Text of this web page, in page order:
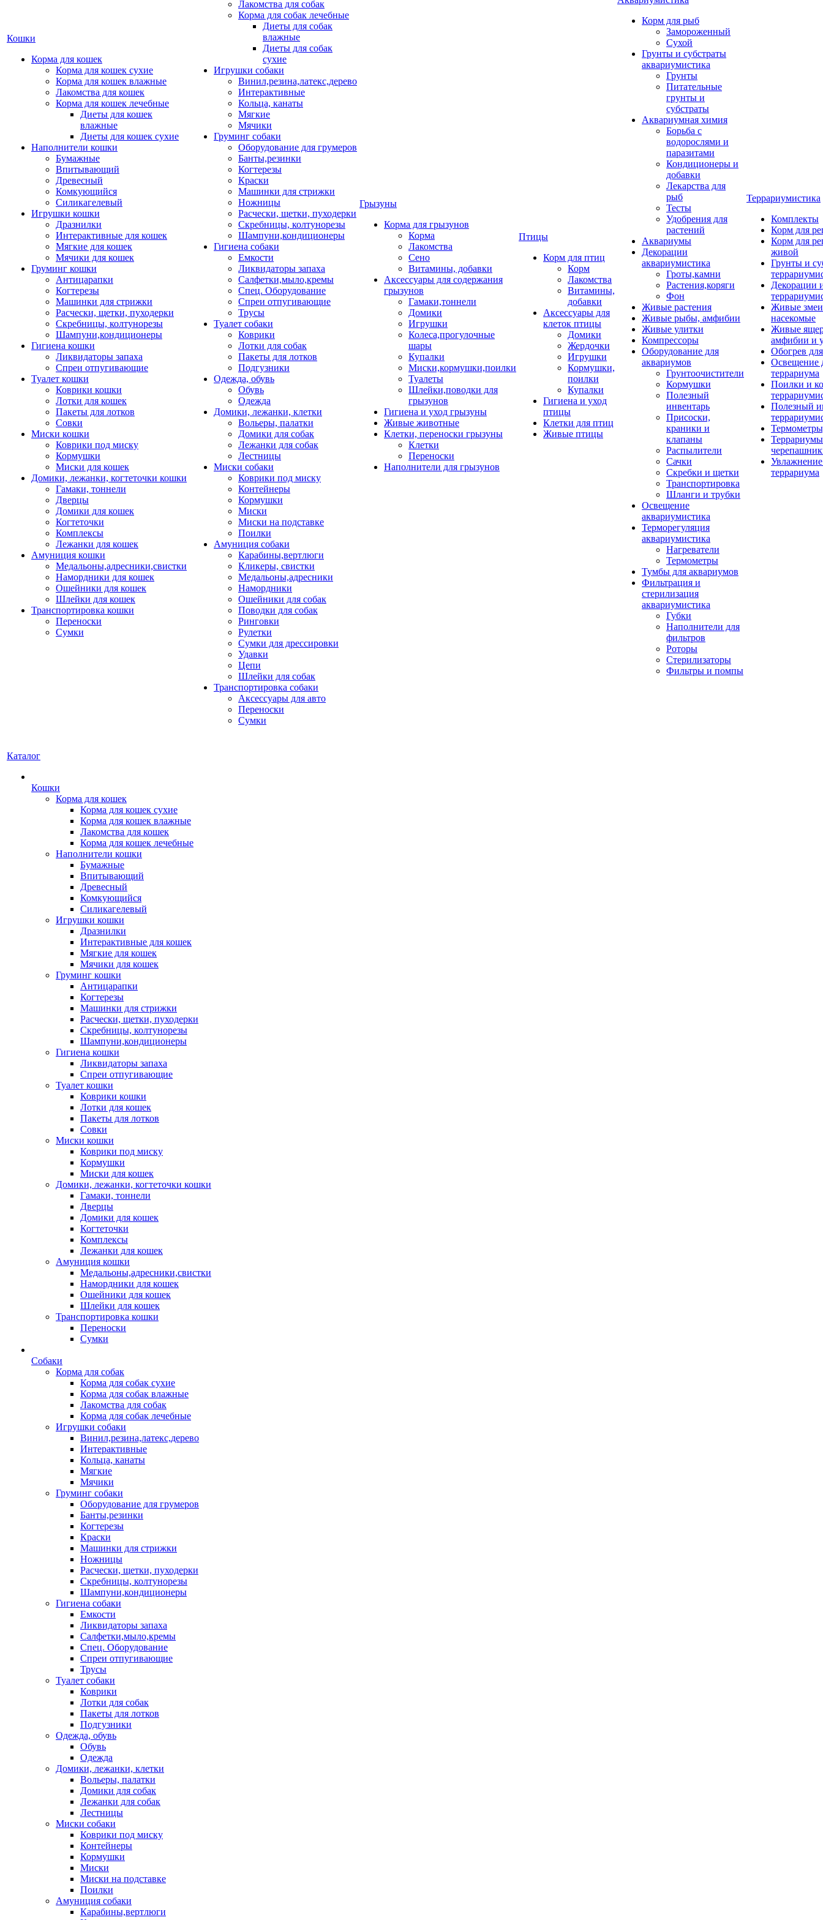
Кошки
Корма для кошек
Корма для кошек сухие
Корма для кошек влажные
Лакомства для кошек
Корма для кошек лечебные
Диеты для кошек
влажные
Диеты для кошек сухие
Наполнители кошки
Бумажные
Впитывающий
Древесный
Комкующийся
Силикагелевый
Игрушки кошки
Дразнилки
Интерактивные для кошек
Мягкие для кошек
Мячики для кошек
Груминг кошки
Антицарапки
Когтерезы
Машинки для стрижки
Расчески, щетки, пуходерки
Скребницы, колтунорезы
Шампуни,кондиционеры
Гигиена кошки
Ликвидаторы запаха
Спреи отпугивающие
Туалет кошки
Коврики кошки
Лотки для кошек
Пакеты для лотков
Совки
Миски кошки
Коврики под миску
Кормушки
Миски для кошек
Домики, лежанки, когтеточки кошки
Гамаки, тоннели
Дверцы
Домики для кошек
Когтеточки
Комплексы
Лежанки для кошек
Амуниция кошки
Медальоны,адресники,свистки
Намордники для кошек
Ошейники для кошек
Шлейки для кошек
Транспортировка кошки
Переноски
Сумки
Лакомства для собак
Корма для собак лечебные
Диеты для собак
влажные
Диеты для собак
сухие
Игрушки собаки
Винил,резина,латекс,дерево
Интерактивные
Кольца, канаты
Мягкие
Мячики
Груминг собаки
Оборудование для грумеров
Банты,резинки
Когтерезы
Краски
Машинки для стрижки
Ножницы
Расчески, щетки, пуходерки
Скребницы, колтунорезы
Шампуни,кондиционеры
Гигиена собаки
Емкости
Ликвидаторы запаха
Салфетки,мыло,кремы
Спец. Оборудование
Спреи отпугивающие
Трусы
Туалет собаки
Коврики
Лотки для собак
Пакеты для лотков
Подгузники
Одежда, обувь
Обувь
Одежда
Домики, лежанки, клетки
Вольеры, палатки
Домики для собак
Лежанки для собак
Лестницы
Миски собаки
Коврики под миску
Контейнеры
Кормушки
Миски
Миски на подставке
Поилки
Амуниция собаки
Карабины,вертлюги
Кликеры, свистки
Медальоны,адресники
Намордники
Ошейники для собак
Поводки для собак
Ринговки
Рулетки
Сумки для дрессировки
Удавки
Цепи
Шлейки для собак
Транспортировка собаки
Аксессуары для авто
Переноски
Сумки
Грызуны
Корма для грызунов
Корма
Лакомства
Сено
Витамины, добавки
Аксессуары для содержания
грызунов
Гамаки,тоннели
Домики
Игрушки
Колеса,прогулочные
шары
Купалки
Миски,кормушки,поилки
Туалеты
Шлейки,поводки для
грызунов
Гигиена и уход грызуны
Живые животные
Клетки, переноски грызуны
Клетки
Переноски
Наполнители для грызунов
Птицы
Корм для птиц
Корм
Лакомства
Витамины,
добавки
Аксессуары для
клеток птицы
Домики
Жердочки
Игрушки
Кормушки,
поилки
Купалки
Гигиена и уход
птицы
Клетки для птиц
Живые птицы
Корм для рыб
Замороженный
Сухой
Грунты и субстраты
аквариумистика
Грунты
Питательные
грунты и
субстраты
Аквариумная химия
Борьба с
водорослями и
паразитами
Кондиционеры и
добавки
Лекарства для
рыб
Тесты
Удобрения для
растений
Аквариумы
Декорации
аквариумистика
Гроты,камни
Растения,коряги
Фон
Живые растения
Живые рыбы, амфибии
Живые улитки
Компрессоры
Оборудование для
аквариумов
Грунтоочистители
Кормушки
Полезный
инвентарь
Присоски,
краники и
клапаны
Распылители
Сачки
Скребки и щетки
Транспортировка
Шланги и трубки
Освещение
аквариумистика
Терморегуляция
аквариумистика
Нагреватели
Термометры
Тумбы для аквариумов
Фильтрация и
стерилизация
аквариумистика
Губки
Наполнители для
фильтров
Роторы
Стерилизаторы
Фильтры и помпы
Террариумистика
Комплекты
Корм для
Корм для
живой
Грунты и
Декорации
Живые
насекомые
Живые
амфибии и
Обогрев
Освещение
террариума
Поилки и
Полезный
террариума
Каталог
Кошки
Корма для кошек
Корма для кошек сухие
Корма для кошек влажные
Лакомства для кошек
Корма для кошек лечебные
Наполнители кошки
Бумажные
Впитывающий
Древесный
Комкующийся
Силикагелевый
Игрушки кошки
Дразнилки
Интерактивные для кошек
Мягкие для кошек
Мячики для кошек
Груминг кошки
Антицарапки
Когтерезы
Машинки для стрижки
Расчески, щетки, пуходерки
Скребницы, колтунорезы
Шампуни,кондиционеры
Гигиена кошки
Ликвидаторы запаха
Спреи отпугивающие
Туалет кошки
Коврики кошки
Лотки для кошек
Пакеты для лотков
Совки
Миски кошки
Коврики под миску
Кормушки
Миски для кошек
Домики, лежанки, когтеточки кошки
Гамаки, тоннели
Дверцы
Домики для кошек
Когтеточки
Комплексы
Лежанки для кошек
Амуниция кошки
Медальоны,адресники,свистки
Намордники для кошек
Ошейники для кошек
Шлейки для кошек
Транспортировка кошки
Переноски
Сумки
Собаки
Корма для собак
Корма для собак сухие
Корма для собак влажные
Лакомства для собак
Корма для собак лечебные
Игрушки собаки
Винил,резина,латекс,дерево
Интерактивные
Кольца, канаты
Мягкие
Мячики
Груминг собаки
Оборудование для грумеров
Банты,резинки
Когтерезы
Краски
Машинки для стрижки
Ножницы
Расчески, щетки, пуходерки
Скребницы, колтунорезы
Шампуни,кондиционеры
Гигиена собаки
Емкости
Ликвидаторы запаха
Салфетки,мыло,кремы
Спец. Оборудование
Спреи отпугивающие
Трусы
Туалет собаки
Коврики
Лотки для собак
Пакеты для лотков
Подгузники
Одежда, обувь
Обувь
Одежда
Домики, лежанки, клетки
Вольеры, палатки
Домики для собак
Лежанки для собак
Лестницы
Миски собаки
Коврики под миску
Контейнеры
Кормушки
Миски
Миски на подставке
Поилки
Амуниция собаки
Карабины,вертлюги